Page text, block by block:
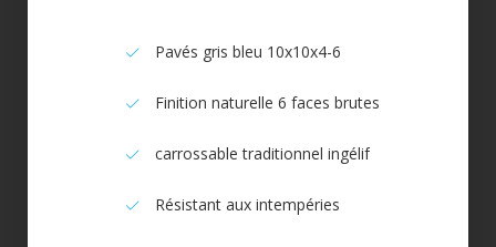
Pavés gris bleu 10x10x4-6
Finition naturelle 6 faces brutes
carrossable traditionnel ingélif
Résistant aux intempéries